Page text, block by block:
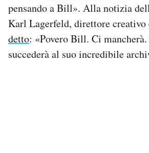
pensando a Bill». Alla notizia
Karl Lagerfeld, direttore creativo
detto: «Povero Bill. Ci mancherà.
succederà al suo incredibile